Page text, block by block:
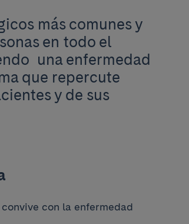
más comunes y
en todo el
una enfermedad
que repercute
y de sus
con la enfermedad